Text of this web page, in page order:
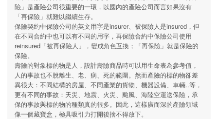
險」是產險公司很重要的一環，以國內的產險公司而言如果沒有
「再保險」就難以繼續生存。
保險契約中保險公司的英文用字是insurer、被保險人是insured，但
在不同合約中也可以有不同的用字，再保險合約中保險公司使用
reinsured「被再保險人」，變成角色互換；「再保險」就是保險的
保險。
壽險的對象標的物是人，設計壽險商品時可以用生命表為參考值，
人的事故也不脫離生、老、病、死的範圍。然而產險的標的物卻差
異很大：不同結構的房屋、不同產業的貨物、機器設備、車輛..等，
更有不同的事故：天災、地震、火災、颱風、海陸空運送保險，承
保的事故與標的物的種類真的很多。因此，這樣廣而深的產險領域
像一個藏寶盒，極具吸引力打開後捨不得放下。